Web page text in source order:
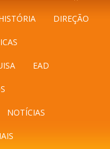
DIREÇÃO
EAD
NOTÍCIAS